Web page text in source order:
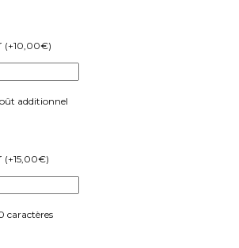
(+10,00€)
additionnel
(+15,00€)
caractères